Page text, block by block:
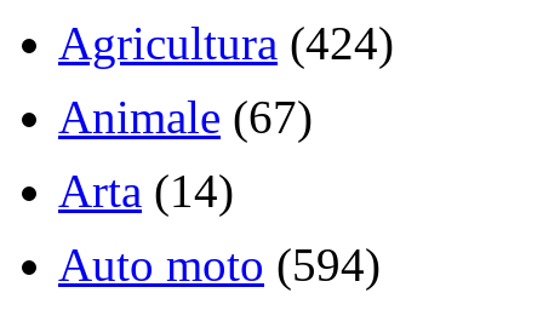
Agricultura (424)
Animale (67)
Arta (14)
Auto moto (594)